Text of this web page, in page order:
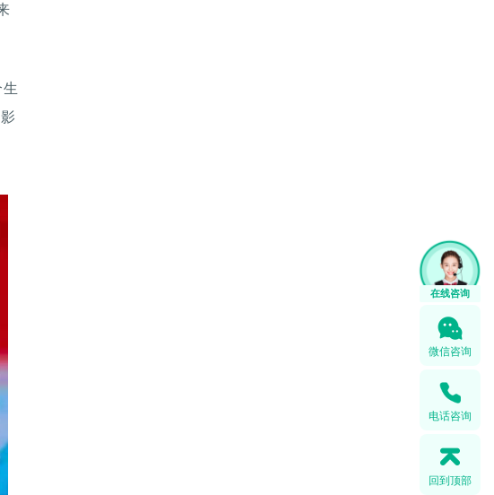
在线咨询
微信咨询
电话咨询
回到顶部